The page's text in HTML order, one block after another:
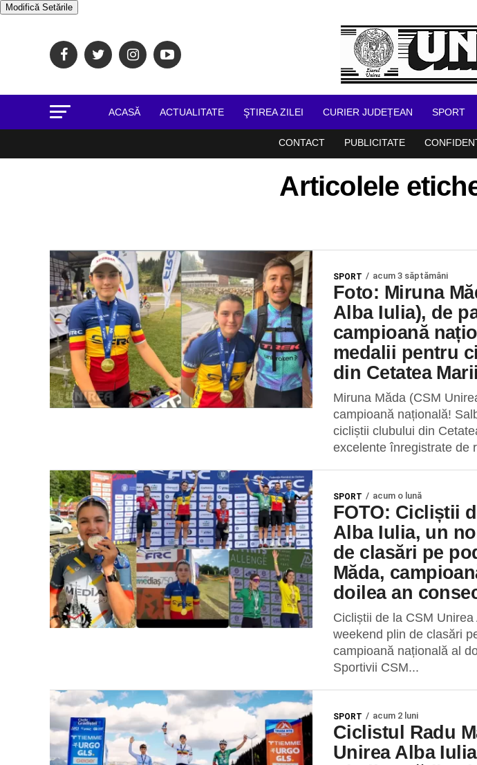
Modifică Setările
ACASĂ ACTUALITATE ŞTIREA ZILEI CURIER JUDEȚEAN SPORT
CONTACT PUBLICITATE
Articolele
SPORT acum 3 săptămâni
Foto: Miruna
Alba Iulia), de
campioană
medalii pentru
din Cetatea
Miruna Măda (CSM
campioană națională!
cicliștii clubului din
excelente înregistrate de
SPORT acum o lună
FOTO: Cicliștii
Alba Iulia, un
de clasări pe
Măda,
doilea an
Cicliștii de la CSM
weekend plin de clasări
campioană națională al
Sportivii CSM...
SPORT acum 2 luni
Ciclistul Radu
Unirea Alba